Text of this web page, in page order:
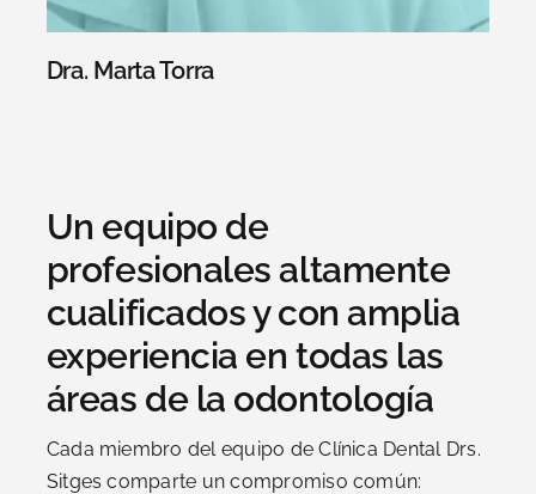
Dra. Marta Torra
Un equipo de
profesionales altamente
cualificados y con amplia
experiencia en todas las
áreas de la odontología
Cada miembro del equipo de Clínica Dental Drs.
Sitges comparte un compromiso común: